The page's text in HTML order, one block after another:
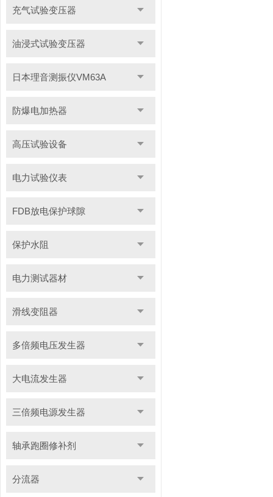
充气试验变压器
油浸式试验变压器
日本理音测振仪VM63A
防爆电加热器
高压试验设备
电力试验仪表
FDB放电保护球隙
保护水阻
电力测试器材
滑线变阻器
多倍频电压发生器
大电流发生器
三倍频电源发生器
轴承跑圈修补剂
分流器